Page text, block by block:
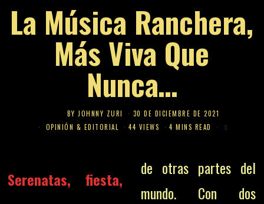
La Música Ranchera,
Más Viva Que
Nunca…
BYJOHNNY ZURI
30 DE DICIEMBRE DE 2021
OPINIÓN & EDITORIAL
44 VIEWS 4 MINS READ
Serenatas, fiesta,
de otras partes del
mundo. Con dos